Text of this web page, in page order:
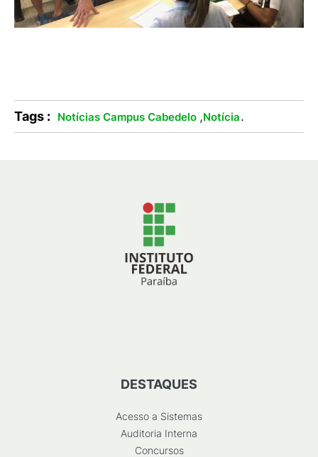
Tags : Notícias Campus Cabedelo ,Notícia.
DESTAQUES
Acesso a Sistemas
Auditoria Interna
Concursos